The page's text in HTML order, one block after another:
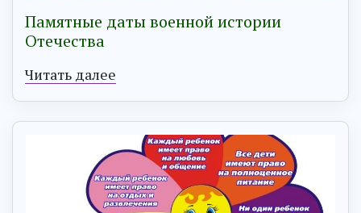
Памятные даты военной истории
Отечества
Читать далее